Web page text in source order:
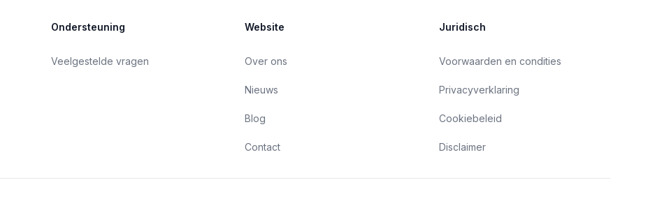
Ondersteuning
Veelgestelde vragen
Website
Over ons
Nieuws
Blog
Contact
Juridisch
Voorwaarden en condities
Privacyverklaring
Cookiebeleid
Disclaimer